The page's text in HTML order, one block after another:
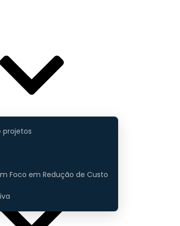
projetos
Foco em Redução de Custo